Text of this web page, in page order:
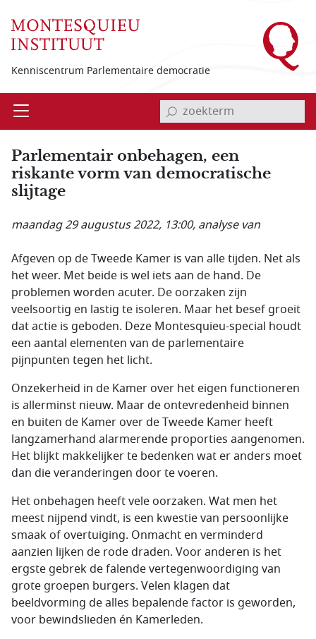
Kenniscentrum Parlementaire democratie
Open invoerveld zoekterm
Parlementair onbehagen, een
riskante vorm van democratische
slijtage
maandag 29 augustus 2022, 13:00, analyse van
Afgeven op de Tweede Kamer is van alle tijden. Net als
het weer. Met beide is wel iets aan de hand. De
problemen worden acuter. De oorzaken zijn
veelsoortig en lastig te isoleren. Maar het besef groeit
dat actie is geboden. Deze Montesquieu-special houdt
een aantal elementen van de parlementaire
pijnpunten tegen het licht.
Onzekerheid in de Kamer over het eigen functioneren
is allerminst nieuw. Maar de ontevredenheid binnen
en buiten de Kamer over de Tweede Kamer heeft
langzamerhand alarmerende proporties aangenomen.
Het blijkt makkelijker te bedenken wat er anders moet
dan die veranderingen door te voeren.
Het onbehagen heeft vele oorzaken. Wat men het
meest nijpend vindt, is een kwestie van persoonlijke
smaak of overtuiging. Onmacht en verminderd
aanzien lijken de rode draden. Voor anderen is het
ergste gebrek de falende vertegenwoordiging van
grote groepen burgers. Velen klagen dat
beeldvorming de alles bepalende factor is geworden,
voor bewindslieden én Kamerleden.